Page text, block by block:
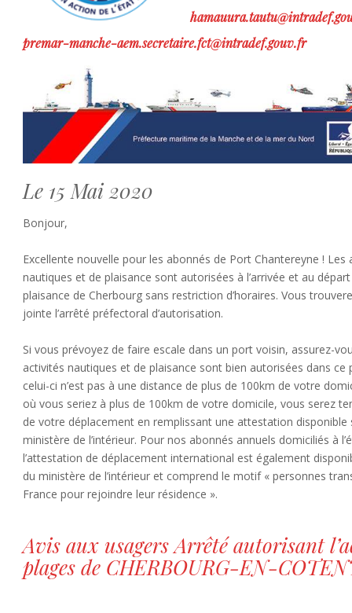
premar-manche-aem.secretaire.fct@intradef.gouv.fr
Le 15 Mai 2020
Bonjour,
Excellente nouvelle pour les abonnés de Port Chantereyne ! Les
nautiques et de plaisance sont autorisées à l’arrivée et au
plaisance de Cherbourg sans restriction d’horaires. Vous
jointe l’arrêté préfectoral d’autorisation.
Si vous prévoyez de faire escale dans un port voisin, assurez-
activités nautiques et de plaisance sont bien autorisées dans ce
celui-ci n’est pas à une distance de plus de 100km de votre
où vous seriez à plus de 100km de votre domicile, vous serez
de votre déplacement en remplissant une attestation disponible
ministère de l’intérieur. Pour nos abonnés annuels domiciliés à
l’attestation de déplacement international est également
du ministère de l’intérieur et comprend le motif « personnes
France pour rejoindre leur résidence ».
Avis aux usagers Arrêté autorisant
plages de CHERBOURG-EN-